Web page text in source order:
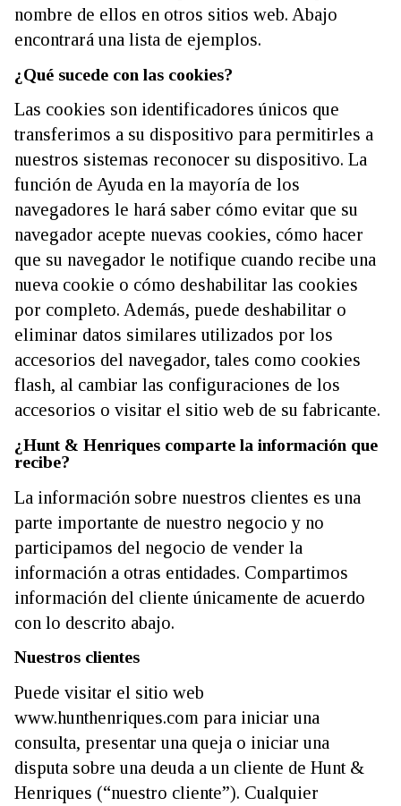
nombre de ellos en otros sitios web. Abajo
encontrará una lista de ejemplos.
¿Qué sucede con las cookies?
Las cookies son identificadores únicos que
transferimos a su dispositivo para permitirles a
nuestros sistemas reconocer su dispositivo. La
función de Ayuda en la mayoría de los
navegadores le hará saber cómo evitar que su
navegador acepte nuevas cookies, cómo hacer
que su navegador le notifique cuando recibe una
nueva cookie o cómo deshabilitar las cookies
por completo. Además, puede deshabilitar o
eliminar datos similares utilizados por los
accesorios del navegador, tales como cookies
flash, al cambiar las configuraciones de los
accesorios o visitar el sitio web de su fabricante.
¿Hunt & Henriques comparte la información que
recibe?
La información sobre nuestros clientes es una
parte importante de nuestro negocio y no
participamos del negocio de vender la
información a otras entidades. Compartimos
información del cliente únicamente de acuerdo
con lo descrito abajo.
Nuestros clientes
Puede visitar el sitio web
www.hunthenriques.com para iniciar una
consulta, presentar una queja o iniciar una
disputa sobre una deuda a un cliente de Hunt &
Henriques (“nuestro cliente”). Cualquier